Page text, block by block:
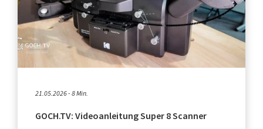
21.05.2026 - 8 Min.
GOCH.TV: Videoanleitung Super 8 Scanner